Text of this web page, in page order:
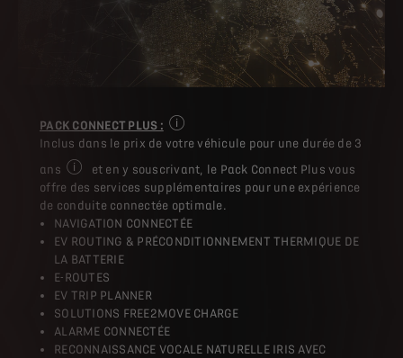
PACK CONNECT PLUS :
Certains services sont disponibles en
Inclus dans le prix de votre véhicule pour une durée de 3
ans
Pour tout achat d'un véhicule DS neuf commandé à
et en y souscrivant, le Pack Connect Plus vous
offre des services supplémentaires pour une expérience
de conduite connectée optimale.
NAVIGATION CONNECTÉE
EV ROUTING & PRÉCONDITIONNEMENT THERMIQUE DE
LA BATTERIE
E-ROUTES
EV TRIP PLANNER
SOLUTIONS FREE2MOVE CHARGE
ALARME CONNECTÉE
RECONNAISSANCE VOCALE NATURELLE IRIS AVEC